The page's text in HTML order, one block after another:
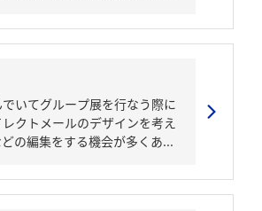
いてグループ展を行なう際に
クトメールのデザインを考え
の編集をする機会が多くあ...